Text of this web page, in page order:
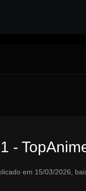
-
em 15/03/2026,